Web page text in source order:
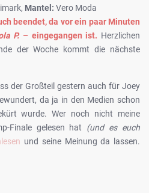
Mantel: Vero Moda
beendet, da vor ein paar Minuten
P.– eingegangen ist. Herzlichen
der Woche kommt die nächste
der Großteil gestern auch für Joey
da ja in den Medien schon
wurde. Wer noch nicht meine
Finale gelesen hat (und es euch
und seine Meinung da lassen.